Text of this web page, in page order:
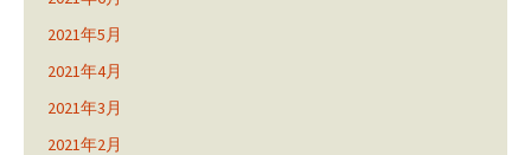
2021年5月
2021年4月
2021年3月
2021年2月